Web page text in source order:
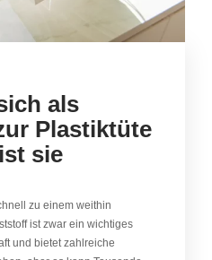
als
Plastiktüte
sie
zu einem weithin
ist zwar ein wichtiges
und bietet zahlreiche